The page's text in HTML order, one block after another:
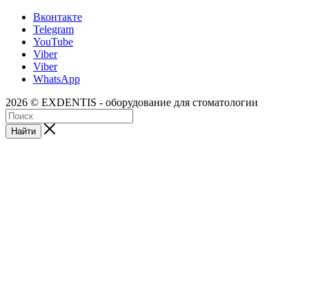
Вконтакте
Telegram
YouTube
Viber
Viber
WhatsApp
2026 © EXDENTIS - оборудование для стоматологии
Найти